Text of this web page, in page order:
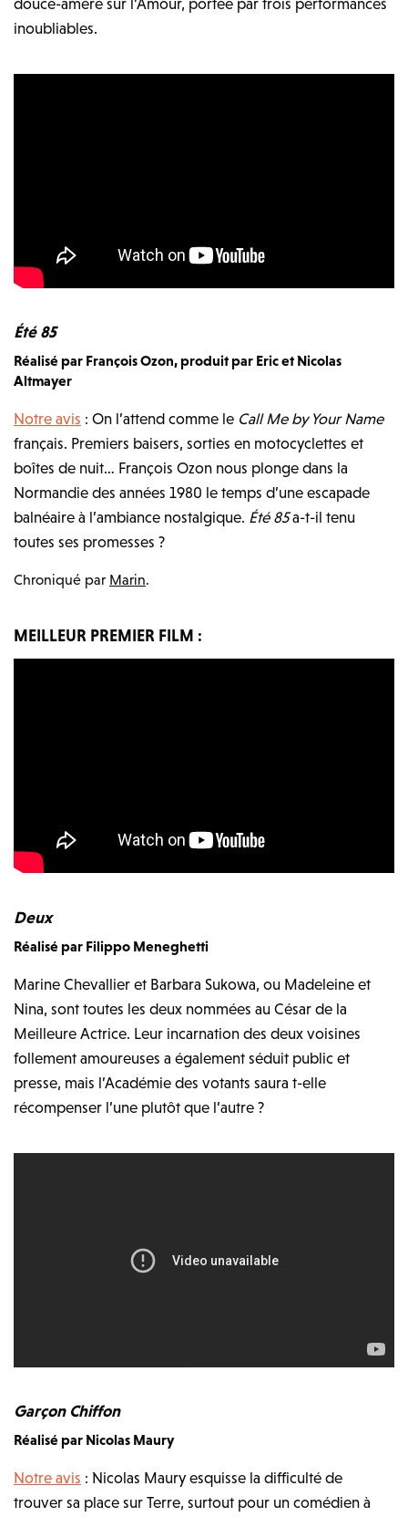
douce-amère sur l’Amour, portée par trois performances
inoubliables.
Été 85
Réalisé par François Ozon, produit par Eric et Nicolas
Altmayer
Notre avis : On l’attend comme le Call Me by Your Name
français. Premiers baisers, sorties en motocyclettes et
boîtes de nuit… François Ozon nous plonge dans la
Normandie des années 1980 le temps d’une escapade
balnéaire à l’ambiance nostalgique. Été 85a-t-il tenu
toutes ses promesses ?
Chroniqué par Marin.
MEILLEUR PREMIER FILM :
Deux
Réalisé par Filippo Meneghetti
Marine Chevallier et Barbara Sukowa, ou Madeleine et
Nina, sont toutes les deux nommées au César de la
Meilleure Actrice. Leur incarnation des deux voisines
follement amoureuses a également séduit public et
presse, mais l’Académie des votants saura t-elle
récompenser l’une plutôt que l’autre ?
Garçon Chiffon
Réalisé par Nicolas Maury
Notre avis : Nicolas Maury esquisse la difficulté de
trouver sa place sur Terre, surtout pour un comédien à